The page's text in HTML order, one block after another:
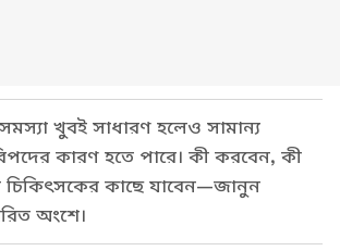
খুবই সাধারণ হলেও সামান্য
কারণ হতে পারে। কী করবেন, কী
কাছে যাবেন—জানুন
অংশে।